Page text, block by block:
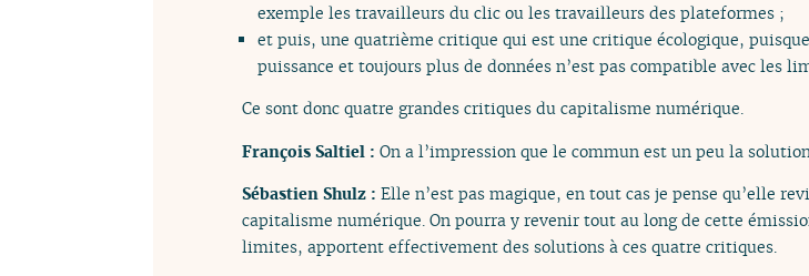
exemple les travailleurs du clic ou les travailleurs des plateformes ;
et puis, une quatrième critique qui est une critique écologique,
puissance et toujours plus de données n’est pas compatible avec les
Ce sont donc quatre grandes critiques du capitalisme numérique.
François Saltiel : On a l’impression que le commun est un peu la
Sébastien Shulz : Elle n’est pas magique, en tout cas je pense qu’elle
capitalisme numérique. On pourra y revenir tout au long de cette
limites, apportent effectivement des solutions à ces quatre critiques.